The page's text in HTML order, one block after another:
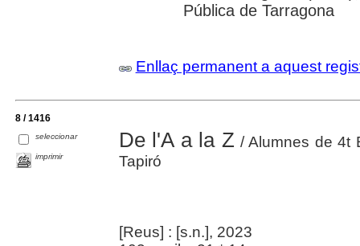
Pública de Tarragona
Enllaç permanent a aquest
8 / 1416
seleccionar
imprimir
De l'A a la Z / Alumnes de 4t
Tapiró
[Reus] : [s.n.], 2023